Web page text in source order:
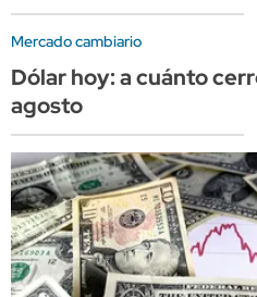
Mercado cambiario
Dólar hoy: a cuánto
agosto